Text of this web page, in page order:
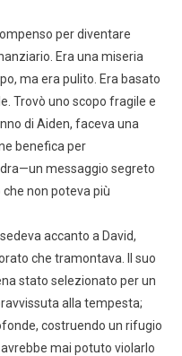
per diventare
Era una miseria
ma era pulito. Era basato
Trovò uno scopo fragile e
di Aiden, faceva una
benefica per
messaggio segreto
non poteva più
accanto a David,
che tramontava. Il suo
stato selezionato per un
alla tempesta;
costruendo un rifugio
mai potuto violarlo